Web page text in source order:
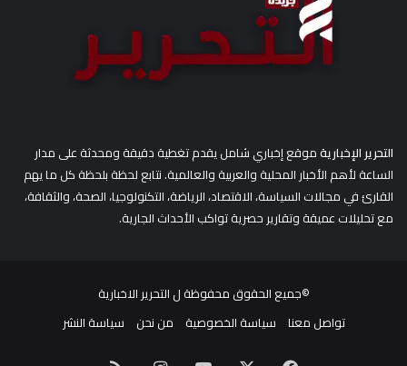
التحرير الإخباريةموقع إخباري شامل يقدم تغطية دقيقة ومحدثة على مدار
الساعة لأهم الأخبار المحلية والعربية والعالمية. نتابع لحظة بلحظة كل ما يهم
القارئ في مجالات السياسة، الاقتصاد، الرياضة، التكنولوجيا، الصحة، والثقافة،
مع تحليلات عميقة وتقارير حصرية تواكب الأحداث الجارية.
©جميع الحقوق محفوظة ل التحرير الاخبارية
تواصل معنا
سياسة الخصوصية من نحن سياسة النشر